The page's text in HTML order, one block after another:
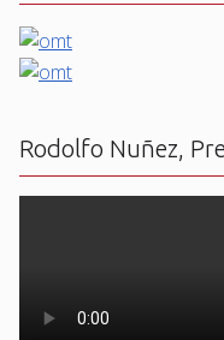
Rodolfo Nuñez,